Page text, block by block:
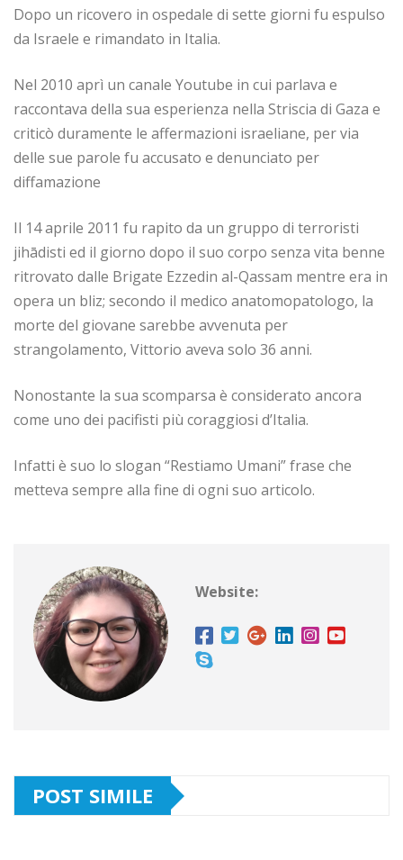
Dopo un ricovero in ospedale di sette giorni fu espulso
da Israele e rimandato in Italia.
Nel 2010 aprì un canale Youtube in cui parlava e
raccontava della sua esperienza nella Striscia di Gaza e
criticò duramente le affermazioni israeliane, per via
delle sue parole fu accusato e denunciato per
diffamazione
Il 14 aprile 2011 fu rapito da un gruppo di terroristi
jihādisti ed il giorno dopo il suo corpo senza vita benne
ritrovato dalle Brigate Ezzedin al-Qassam mentre era in
opera un bliz; secondo il medico anatomopatologo, la
morte del giovane sarebbe avvenuta per
strangolamento, Vittorio aveva solo 36 anni.
Nonostante la sua scomparsa è considerato ancora
come uno dei pacifisti più coraggiosi d’Italia.
Infatti è suo lo slogan “Restiamo Umani” frase che
metteva sempre alla fine di ogni suo articolo.
Website:
POST SIMILE